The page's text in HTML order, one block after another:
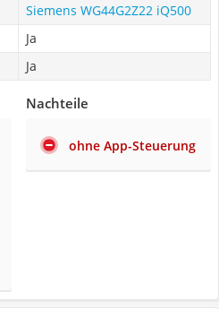
Siemens WG44G2Z22 iQ500
Ja
Ja
Nachteile
ohne App-Steuerung